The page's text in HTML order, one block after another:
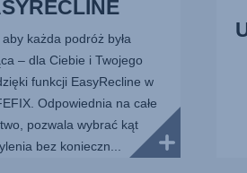
aby każda podróż była
– dla Ciebie i Twojego
funkcji EasyRecline w
Odpowiednia na całe
pozwala wybrać kąt
bez konieczn...